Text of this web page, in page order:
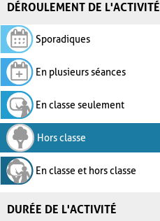
DÉROULEMENT DE L'ACTIVITÉ
Sporadiques
En plusieurs séances
En classe seulement
Hors classe
En classe et hors classe
DURÉE DE L'ACTIVITÉ